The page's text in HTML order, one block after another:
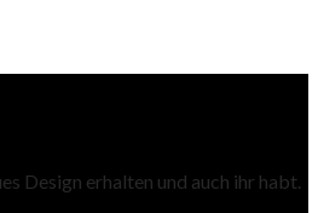
Design erhalten und auch ihr habt.